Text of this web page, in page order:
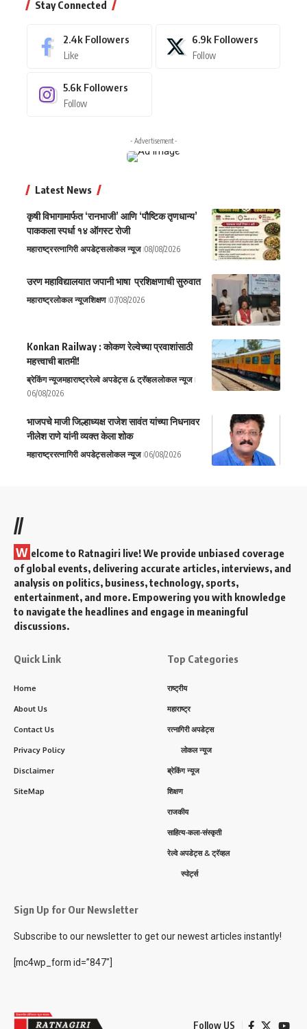
Stay Connected
2.4k Followers
Like
6.9k Followers
Follow
5.6k Followers
Follow
- Advertisement -
Latest News
कृषी विभागामार्फत ‘रानभाजी’ आणि ‘पौष्टिक तृणधान्य’
पाककला स्पर्धा १४ ऑगस्ट रोजी
महाराष्ट्ररत्नागिरी अपडेट्सलोकल न्यूज 08/08/2026
उरण महाविद्यालयात जपानी भाषा प्रशिक्षणाची सुरुवात
महाराष्ट्रलोकल न्यूजशिक्षण 07/08/2026
Konkan Railway : कोकण रेल्वेच्या प्रवाशांसाठी
महत्त्वाची बातमी!
ब्रेकिंग न्यूजमहाराष्ट्ररेल्वे अपडेट्स & ट्रॅव्हललोकल न्यूज
06/08/2026
भाजपचे माजी जिल्हाध्यक्ष राजेश सावंत यांच्या निधनावर
नीलेश राणे यांनी व्यक्त केला शोक
महाराष्ट्ररत्नागिरी अपडेट्सलोकल न्यूज 06/08/2026
//
W elcome to Ratnagiri live! We provide unbiased coverage
of global events, delivering accurate articles, interviews, and
analysis on politics, business, technology, sports,
entertainment, and more. Empowering you with knowledge
to navigate the headlines and engage in meaningful
discussions.
Quick Link
Home
About Us
Contact Us
Privacy Policy
Disclaimer
SiteMap
Top Categories
राष्ट्रीय
महाराष्ट्र
रत्नागिरी अपडेट्स
लोकल न्यूज
ब्रेकिंग न्यूज
शिक्षण
राजकीय
साहित्य-कला-संस्कृती
रेल्वे अपडेट्स & ट्रॅव्हल
स्पोर्ट्स
Sign Up for Our Newsletter
Subscribe to our newsletter to get our newest articles instantly!
[mc4wp_form id=”847″]
Follow US